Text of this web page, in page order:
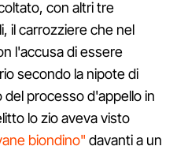
con altri tre
il carrozziere che nel
l'accusa di essere
secondo la nipote di
del processo d'appello in
lo zio aveva visto
biondino" davanti a un